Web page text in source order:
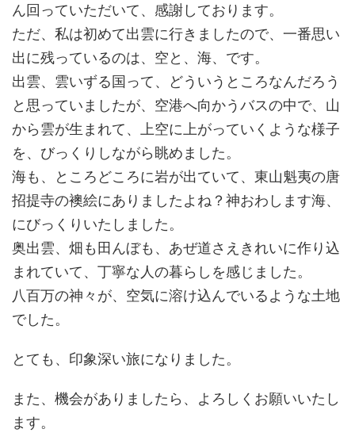
ん回っていただいて、感謝しております。
ただ、私は初めて出雲に行きましたので、一番思い
出に残っているのは、空と、海、です。
出雲、雲いずる国って、どういうところなんだろう
と思っていましたが、空港へ向かうバスの中で、山
から雲が生まれて、上空に上がっていくような様子
を、びっくりしながら眺めました。
海も、ところどころに岩が出ていて、東山魁夷の唐
招提寺の襖絵にありましたよね？神おわします海、
にびっくりいたしました。
奥出雲、畑も田んぼも、あぜ道さえきれいに作り込
まれていて、丁寧な人の暮らしを感じました。
八百万の神々が、空気に溶け込んでいるような土地
でした。
とても、印象深い旅になりました。
また、機会がありましたら、よろしくお願いいたし
ます。